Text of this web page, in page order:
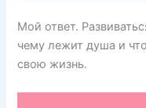
Мой ответ.
чему лежит душа и
свою жизнь.